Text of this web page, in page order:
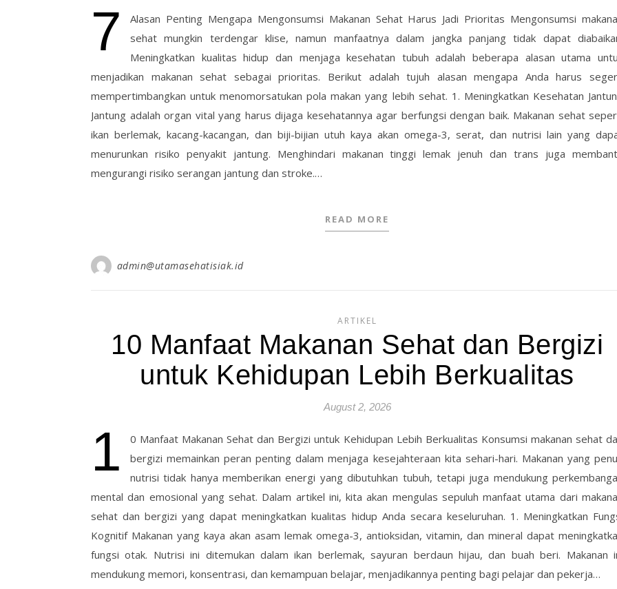
7
Alasan Penting Mengapa Mengonsumsi Makanan Sehat Harus Jadi Prioritas Mengonsumsi
sehat mungkin terdengar klise, namun manfaatnya dalam jangka panjang tidak dapat
Meningkatkan kualitas hidup dan menjaga kesehatan tubuh adalah beberapa alasan utama
menjadikan makanan sehat sebagai prioritas. Berikut adalah tujuh alasan mengapa Anda harus
mempertimbangkan untuk menomorsatukan pola makan yang lebih sehat. 1. Meningkatkan Kesehatan
Jantung adalah organ vital yang harus dijaga kesehatannya agar berfungsi dengan baik. Makanan sehat
ikan berlemak, kacang-kacangan, dan biji-bijian utuh kaya akan omega-3, serat, dan nutrisi lain yang
menurunkan risiko penyakit jantung. Menghindari makanan tinggi lemak jenuh dan trans juga
mengurangi risiko serangan jantung dan stroke.…
READ MORE
admin@utamasehatisiak.id
ARTIKEL
10 Manfaat Makanan Sehat dan Bergizi
untuk Kehidupan Lebih Berkualitas
August 2, 2026
1
0 Manfaat Makanan Sehat dan Bergizi untuk Kehidupan Lebih Berkualitas Konsumsi makanan sehat
bergizi memainkan peran penting dalam menjaga kesejahteraan kita sehari-hari. Makanan yang
nutrisi tidak hanya memberikan energi yang dibutuhkan tubuh, tetapi juga mendukung
mental dan emosional yang sehat. Dalam artikel ini, kita akan mengulas sepuluh manfaat utama dari
sehat dan bergizi yang dapat meningkatkan kualitas hidup Anda secara keseluruhan. 1. Meningkatkan
Kognitif Makanan yang kaya akan asam lemak omega-3, antioksidan, vitamin, dan mineral dapat
fungsi otak. Nutrisi ini ditemukan dalam ikan berlemak, sayuran berdaun hijau, dan buah beri. Makanan
mendukung memori, konsentrasi, dan kemampuan belajar, menjadikannya penting bagi pelajar dan pekerja…